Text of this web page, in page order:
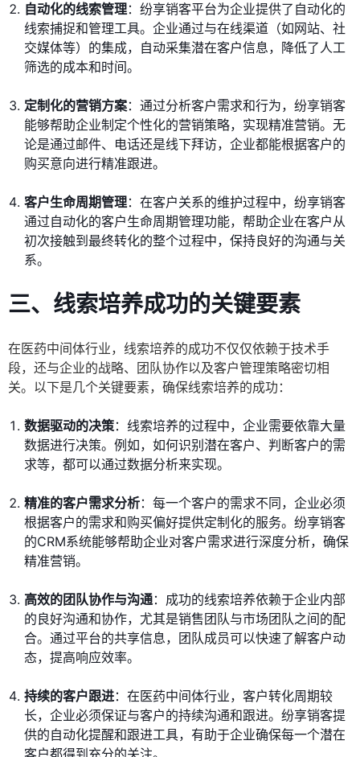
自动化的线索管理：纷享销客平台为企业提供了自动化的
线索捕捉和管理工具。企业通过与在线渠道（如网站、社
交媒体等）的集成，自动采集潜在客户信息，降低了人工
筛选的成本和时间。
定制化的营销方案：通过分析客户需求和行为，纷享销客
能够帮助企业制定个性化的营销策略，实现精准营销。无
论是通过邮件、电话还是线下拜访，企业都能根据客户的
购买意向进行精准跟进。
客户生命周期管理：在客户关系的维护过程中，纷享销客
通过自动化的客户生命周期管理功能，帮助企业在客户从
初次接触到最终转化的整个过程中，保持良好的沟通与关
系。
三、线索培养成功的关键要素
在医药中间体行业，线索培养的成功不仅仅依赖于技术手
段，还与企业的战略、团队协作以及客户管理策略密切相
关。以下是几个关键要素，确保线索培养的成功：
数据驱动的决策：线索培养的过程中，企业需要依靠大量
数据进行决策。例如，如何识别潜在客户、判断客户的需
求等，都可以通过数据分析来实现。
精准的客户需求分析：每一个客户的需求不同，企业必须
根据客户的需求和购买偏好提供定制化的服务。纷享销客
的CRM系统能够帮助企业对客户需求进行深度分析，确保
精准营销。
高效的团队协作与沟通：成功的线索培养依赖于企业内部
的良好沟通和协作，尤其是销售团队与市场团队之间的配
合。通过平台的共享信息，团队成员可以快速了解客户动
态，提高响应效率。
持续的客户跟进：在医药中间体行业，客户转化周期较
长，企业必须保证与客户的持续沟通和跟进。纷享销客提
供的自动化提醒和跟进工具，有助于企业确保每一个潜在